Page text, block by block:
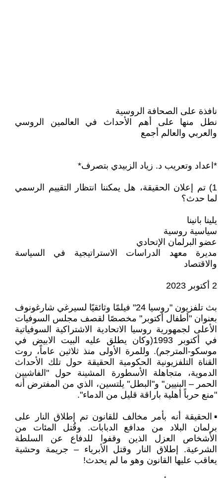
نافذة على الصحافة الروسية
نطل منها على أهم الأحداث في العالمين الروسي
والعربي والعالم أجمع
*اعداد وتعريب د. زياد الزبيدي بتصرف*
1) تم إعلان الحقيقة، هل يمكننا انتظار التقييم الرسمي
لما حدث؟
يلينا بانينا
سياسية روسية
عضو البرلمان الإتحادي
مديرة معهد الدراسات الاستراتيجية في السياسة
والاقتصاد
2 أكتوبر 2023
بث تلفزيون "روسيا 24" فيلمًا وثائقيًا لسيرغي شارغونوف
بعنوان "أطفال أكتوبر" مخصصًا لقصف مجلس السوفيات
الأعلى لجمهورية روسيا الاتحادية الاشتراكية السوفياتية
في أكتوبر 1993(وكان يطلق عليه البيت الابيض في
موسكو-المترجم). وللمرة الأولى منذ ثلاثين عاماً، روت
القناة التلفزيونية الحكومية الحقيقة حول تلك الأحداث
الدموية، متجاهلة الأسطورة المشينة حول "الفاشيين
الحمر – البنيين" و"البطل" يلتسين، الذي من المفترض أنه
"منع حرباً أهلية باراقة قليل من الدماء".
▪️الحقيقة أنه بأمر مخالف للقانون تم إطلاق النار على
برلمان البلاد من مدافع الدبابات. وقُتل المئات من
الأشخاص العزل الذين وقفوا للدفاع عن السلطة
الشرعية. إطلاق النار وقتل الأبرياء – جريمة وحشية
يعاقب عليها القانون وهو ما لم يحدث!